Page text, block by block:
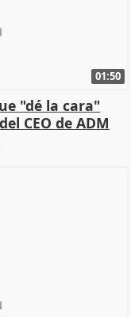
01:50
"dé la cara"
CEO de ADM